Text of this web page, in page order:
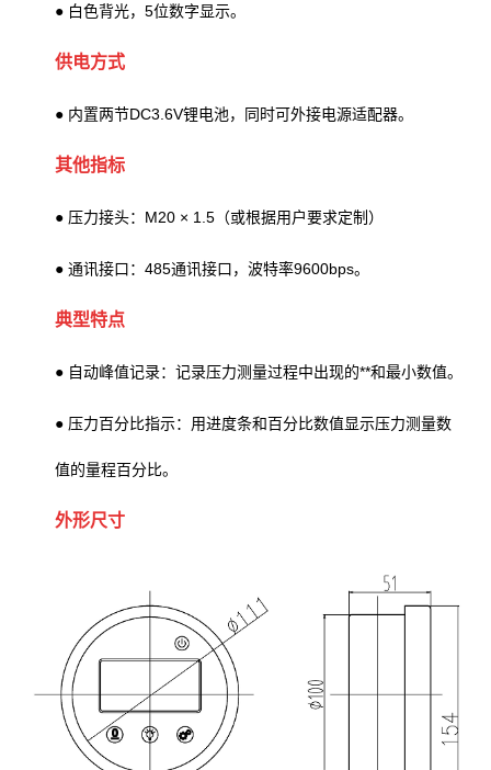
● 白色背光，5位数字显示。
供电方式
● 内置两节DC3.6V锂电池，同时可外接电源适配器。
其他指标
● 压力接头：M20 × 1.5（或根据用户要求定制）
● 通讯接口：485通讯接口，波特率9600bps。
典型特点
● 自动峰值记录：记录压力测量过程中出现的**和最小数值。
● 压力百分比指示：用进度条和百分比数值显示压力测量数
值的量程百分比。
外形尺寸